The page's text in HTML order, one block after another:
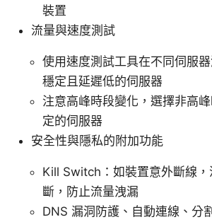
裝置
流量與速度測試
使用速度測試工具在不同伺服
穩定且延遲低的伺服器
注意高峰時段變化，選擇非高
定的伺服器
安全性與隱私的附加功能
Kill Switch：如裝置意外斷線，
斷，防止流量洩漏
DNS 漏洞防護、自動連線、分